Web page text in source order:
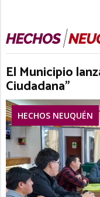
El Municipio
Ciudadana”
HECHOS NEUQUÉN